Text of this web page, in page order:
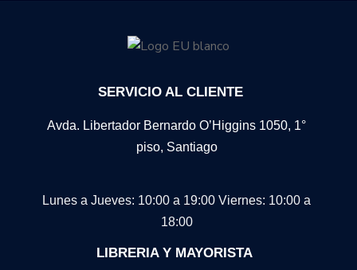
SERVICIO AL CLIENTE
Avda. Libertador Bernardo O’Higgins 1050, 1°
piso, Santiago
Lunes a Jueves: 10:00 a 19:00 Viernes: 10:00 a
18:00
LIBRERIA Y MAYORISTA